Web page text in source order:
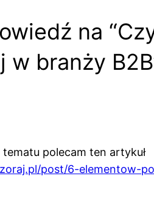
na
w branży
polecam ten artykuł
post/6-elementow-